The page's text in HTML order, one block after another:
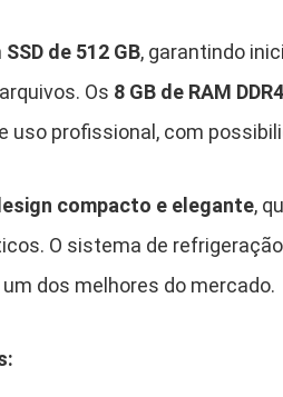
SSD de 512 GB, garantindo
Os 8 GB de RAM DDR4
uso profissional, com
compacto e elegante,
O sistema de
dos melhores do mercado.